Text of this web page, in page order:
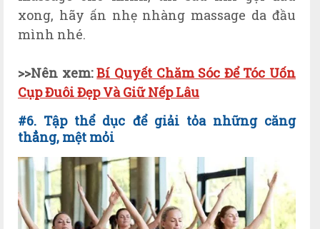
xong, hãy ấn nhẹ nhàng massage da đầu
mình nhé.
>>Nên xem:Bí Quyết Chăm Sóc Để Tóc Uốn
Cụp Đuôi Đẹp Và Giữ Nếp Lâu
#6. Tập thể dục để giải tỏa những căng
thẳng, mệt mỏi